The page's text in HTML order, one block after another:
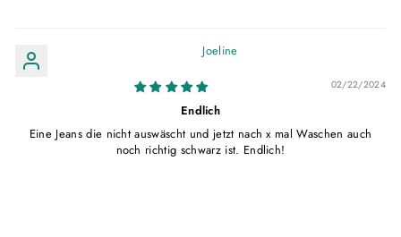
Joeline
02/22/2024
Endlich
Eine Jeans die nicht auswäscht und jetzt nach x mal Waschen auch
noch richtig schwarz ist. Endlich!